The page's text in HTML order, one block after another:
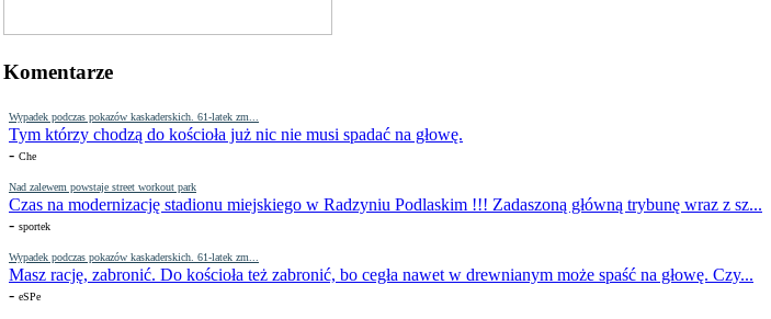
Komentarze
Wypadek podczas pokazów kaskaderskich. 61-latek zm...
Tym którzy chodzą do kościoła już nic nie musi spadać na głowę.
- Che
Nad zalewem powstaje street workout park
Czas na modernizację stadionu miejskiego w Radzyniu Podlaskim !!! Zadaszoną główną trybunę wraz z sz...
- sportek
Wypadek podczas pokazów kaskaderskich. 61-latek zm...
Masz rację, zabronić. Do kościoła też zabronić, bo cegła nawet w drewnianym może spaść na głowę. Czy...
- eSPe